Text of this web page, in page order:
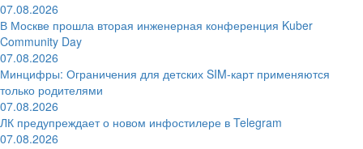
07.08.2026
В Москве прошла вторая инженерная конференция Kuber
Community Day
07.08.2026
Минцифры: Ограничения для детских SIM-карт применяются
только родителями
07.08.2026
ЛК предупреждает о новом инфостилере в Telegram
07.08.2026